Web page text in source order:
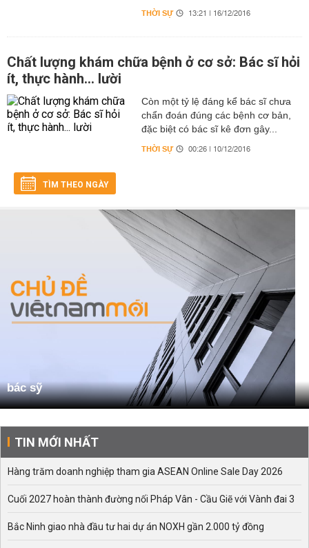
THỜI SỰ 13:21 | 16/12/2016
Chất lượng khám chữa bệnh ở cơ sở: Bác sĩ hỏi
ít, thực hành... lười
Còn một tỷ lệ đáng kể bác sĩ chưa
chẩn đoán đúng các bệnh cơ bản,
đặc biệt có bác sĩ kê đơn gây...
THỜI SỰ 00:26 | 10/12/2016
TÌM THEO NGÀY
bác sỹ
TIN MỚI NHẤT
Hàng trăm doanh nghiệp tham gia ASEAN Online Sale Day 2026
Cuối 2027 hoàn thành đường nối Pháp Vân - Cầu Giẽ với Vành đai 3
Bắc Ninh giao nhà đầu tư hai dự án NOXH gần 2.000 tỷ đồng